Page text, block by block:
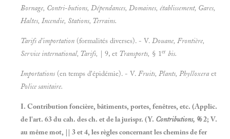
Bornage, Contri-butions, Dépendances, Domaines, établissement, Gares,
Haltes, Incendie, Stations, Terrains.
Tarifs d'importation (formalités diverses). - V. Douane, Frontière,
Service international, Tarifs, | 9, et Transports, § 1er bis.
Importations (en temps d'épidémie). - V. Fruits, Plants, Phylloxeraet
Police sanitaire.
I. Contribution foncière, bâtiments, portes, fenêtres, etc. (Applic.
de l'art. 63 du cah. des ch. et de la jurispr. (Y. Contributions, %2; V.
au même mot, || 3 et 4, les règles concernant les chemins de fer